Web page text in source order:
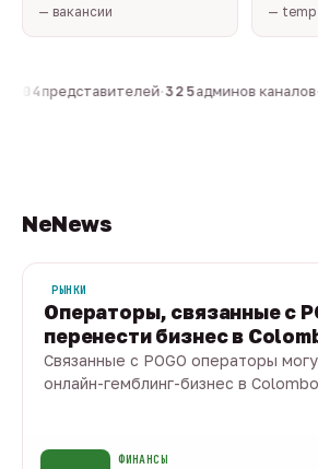
— вакансии — temp
804представителей·325админов каналов·
NeNews
РЫНКИ
Операторы, связанные с
перенести бизнес в
Связанные с POGO операторы
онлайн-гемблинг-бизнес в
ФИНАНСЫ